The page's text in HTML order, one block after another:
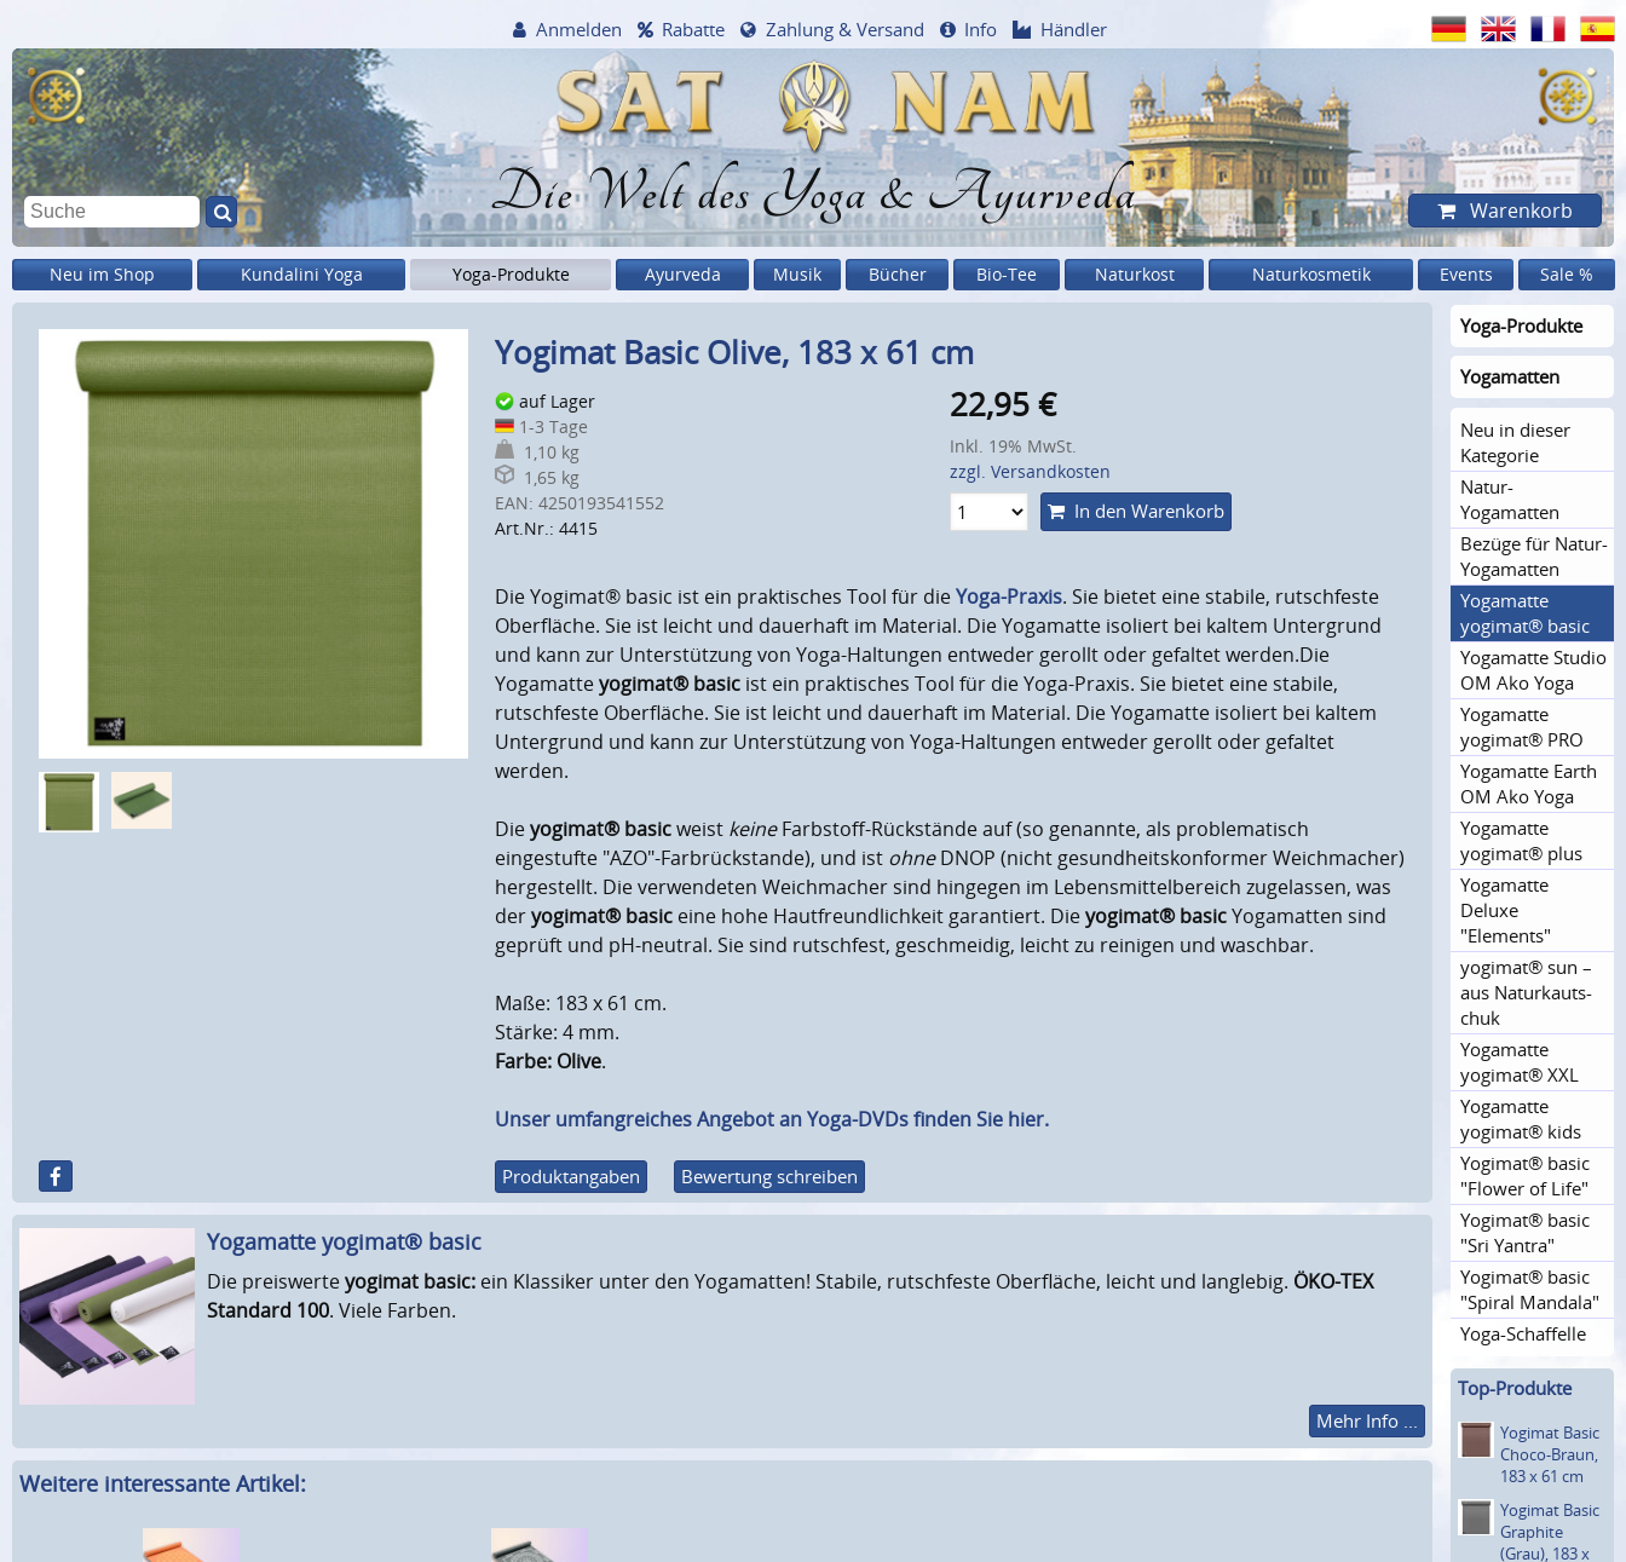
Die Welt des Yoga & Ayurveda
Anmelden Rabatte Zahlung & Versand Info Händler
Warenkorb
Neu im Shop Kundalini Yoga Yoga-Produkte Ayurveda Musik Bücher Bio-Tee Naturkost Naturkosmetik Events Sale %
Yogimat Basic Olive, 183 x 61 cm
auf Lager
1-3 Tage
1,10 kg
1,65 kg
EAN: 4250193541552
Art.Nr.: 4415
22,95€
Inkl. 19% MwSt.
zzgl. Versandkosten
In den Warenkorb
Die Yogimat® basic ist ein praktisches Tool für dieYoga-Praxis. Sie bietet eine stabile, rutschfeste
Oberfläche. Sie ist leicht und dauerhaft im Material. Die Yogamatte isoliert bei kaltem Untergrund
und kann zur Unterstützung von Yoga-Haltungen entweder gerollt oder gefaltet werden.Die
Yogamatteyogimat® basicist ein praktisches Tool für die Yoga-Praxis. Sie bietet eine stabile,
rutschfeste Oberfläche. Sie ist leicht und dauerhaft im Material. Die Yogamatte isoliert bei kaltem
Untergrund und kann zur Unterstützung von Yoga-Haltungen entweder gerollt oder gefaltet
werden.
Dieyogimat® basicweist keineFarbstoff-Rückstände auf (so genannte, als problematisch
eingestufte "AZO"-Farbrückstande), und ist ohneDNOP (nicht gesundheitskonformer Weichmacher)
hergestellt. Die verwendeten Weichmacher sind hingegen im Lebensmittelbereich zugelassen, was
deryogimat® basiceine hohe Hautfreundlichkeit garantiert. Dieyogimat® basicYogamatten sind
geprüft und pH-neutral. Sie sind rutschfest, geschmeidig, leicht zu reinigen und waschbar.
Maße: 183 x 61 cm.
Stärke: 4 mm.
Farbe: Olive.
Unser umfangreiches Angebot an Yoga-DVDs finden Sie hier.
Produktangaben Bewertung schreiben
Yogamatte yogimat® basic
Die preiswerteyogimat basic: ein Klassiker unter den Yogamatten! Stabile, rutschfeste Oberfläche, leicht und langlebig. ÖKO-TEX
Standard 100. Viele Farben.
Mehr Info ...
Weitere interessante Artikel:
Yoga-Produkte
Yogamatten
Neu in dieser
Kategorie
Natur-
Yogamatten
Bezüge für Natur-
Yogamatten
Yogamatte
yogimat® basic
Yogamatte Studio
OM Ako Yoga
Yogamatte
yogimat® PRO
Yogamatte Earth
OM Ako Yoga
Yogamatte
yogimat® plus
Yogamatte
Deluxe
"Elements"
yogimat® sun –
aus Naturkauts­
chuk
Yogamatte
yogimat® XXL
Yogamatte
yogimat® kids
Yogimat® basic
"Flower of Life"
Yogimat® basic
"Sri Yantra"
Yogimat® basic
"Spiral Mandala"
Yoga-Schaffelle
Top-Produkte
Yogimat Basic
Choco-Braun,
183 x 61 cm
Yogimat Basic
Graphite
(Grau), 183 x